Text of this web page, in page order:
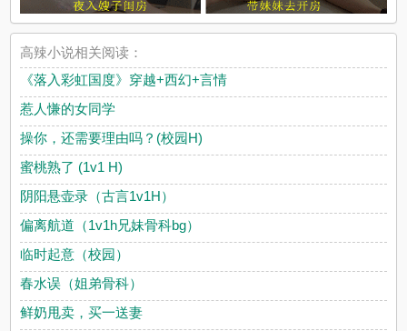
高辣小说相关阅读：
《落入彩虹国度》穿越+西幻+言情
惹人慊的女同学
操你，还需要理由吗？(校园H)
蜜桃熟了 (1v1 H)
阴阳悬壶录（古言1v1H）
偏离航道（1v1h兄妹骨科bg）
临时起意（校园）
春水误（姐弟骨科）
鲜奶甩卖，买一送妻